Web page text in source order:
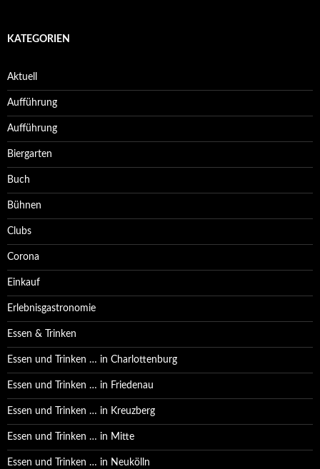
KATEGORIEN
Aktuell
Aufführung
Aufführung
Biergarten
Buch
Bühnen
Clubs
Corona
Einkauf
Erlebnisgastronomie
Essen & Trinken
Essen und Trinken … in Charlottenburg
Essen und Trinken … in Friedenau
Essen und Trinken … in Kreuzberg
Essen und Trinken … in Mitte
Essen und Trinken … in Neukölln